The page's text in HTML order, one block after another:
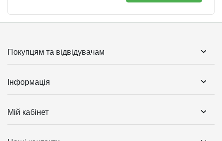
Покупцям та відвідувачам
Інформація
Мій кабінет